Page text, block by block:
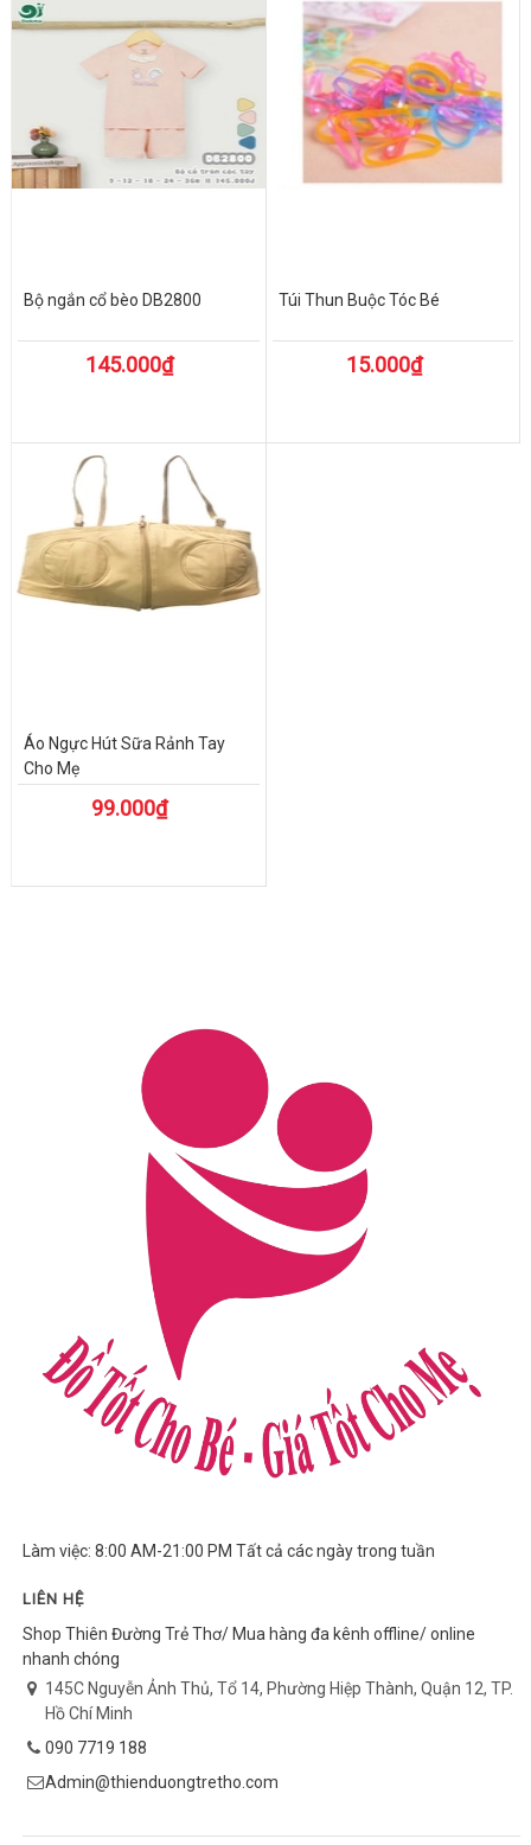
Bộ ngắn cổ bèo DB2800
145.000₫
Túi Thun Buộc Tóc Bé
15.000₫
Áo Ngực Hút Sữa Rảnh Tay
Cho Mẹ
99.000₫
Làm việc: 8:00 AM-21:00 PM Tất cả các ngày trong tuần
LIÊN HỆ
Shop Thiên Đường Trẻ Thơ/ Mua hàng đa kênh offline/ online
nhanh chóng
145C Nguyễn Ảnh Thủ, Tổ 14, Phường Hiệp Thành, Quận 12, TP.
Hồ Chí Minh
090 7719 188
Admin@thienduongtretho.com